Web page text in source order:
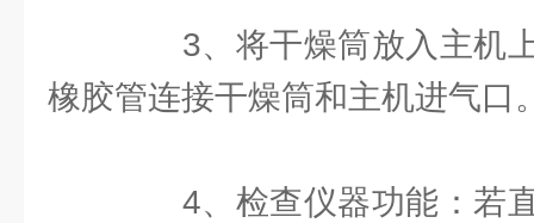
3、将干燥筒放入主机上
橡胶管连接干燥筒和主机进气口
4、检查仪器功能：若直